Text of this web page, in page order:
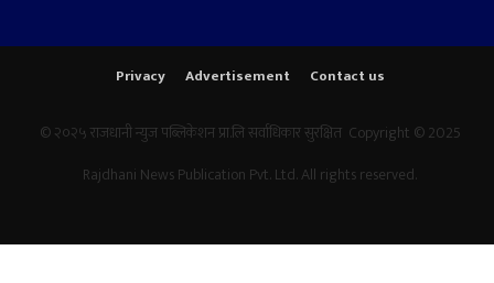
Privacy Advertisement Contact us
© २०२५ राजधानी न्युज पब्लिकेशन प्रा.लि सर्वाधिकार सुरक्षित Copyright © 2025
Rajdhani News Publication Pvt. Ltd. All rights reserved.